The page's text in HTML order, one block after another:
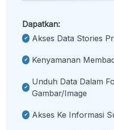
Dapatkan:
Akses Data Stories
Kenyamanan
Unduh Data Dalam
Gambar/image
Akses Ke Informasi